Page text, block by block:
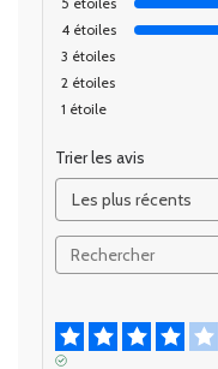
4 étoiles
3 étoiles
2 étoiles
1 étoile
Trier les avis